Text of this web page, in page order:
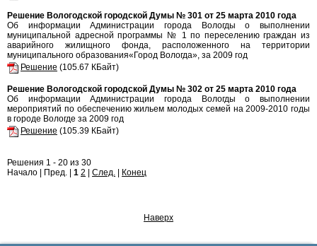
Решение Вологодской городской Думы № 301 от 25 марта 2010 года
Об информации Администрации города Вологды о выполнении
муниципальной адресной программы № 1 по переселению граждан из
аварийного жилищного фонда, расположенного на территории
муниципального образования«Город Вологда», за 2009 год
Решение (105.67 КБайт)
Решение Вологодской городской Думы № 302 от 25 марта 2010 года
Об информации Администрации города Вологды о выполнении
мероприятий по обеспечению жильем молодых семей на 2009-2010 годы
в городе Вологде за 2009 год
Решение (105.39 КБайт)
Решения 1 - 20 из 30
Начало | Пред. | 1 2 След. Конец
Наверх